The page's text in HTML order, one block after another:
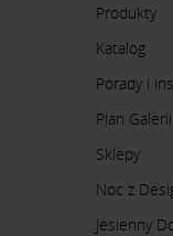
Produkty
Katalog
Porady i
Plan Galerii
Sklepy
Noc z
Jesienny